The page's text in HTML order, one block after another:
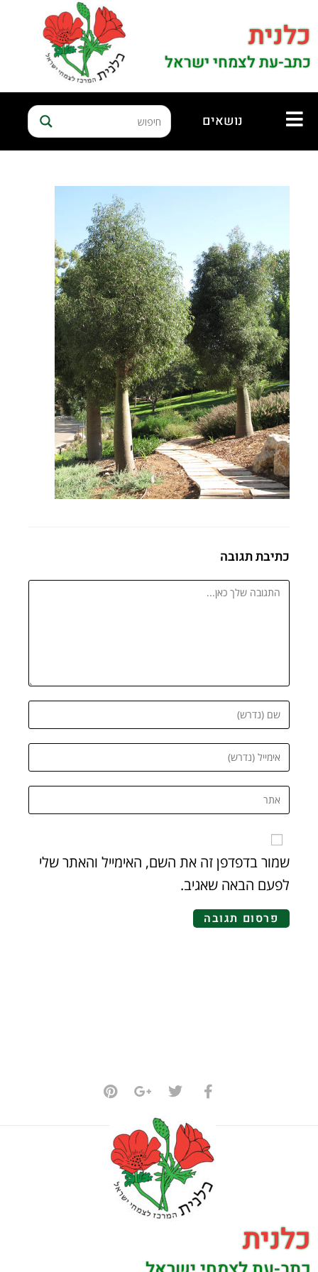
כלנית
כתב-עת לצמחי ישראל
נושאים
כתיבת תגובה
שמור בדפדפן זה את השם, האימייל והאתר שלי
לפעם הבאה שאגיב.
כלנית